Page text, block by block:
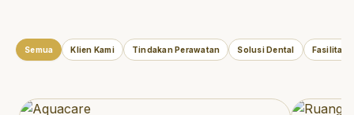
Semua Klien Kami Tindakan Perawatan Solusi Dental Fasilitas